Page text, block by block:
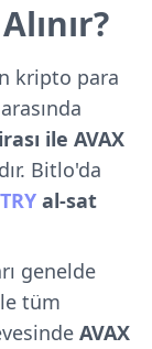
kripto para
arasında
ile AVAX
Bitlo'da
al-sat
genelde
tüm
AVAX